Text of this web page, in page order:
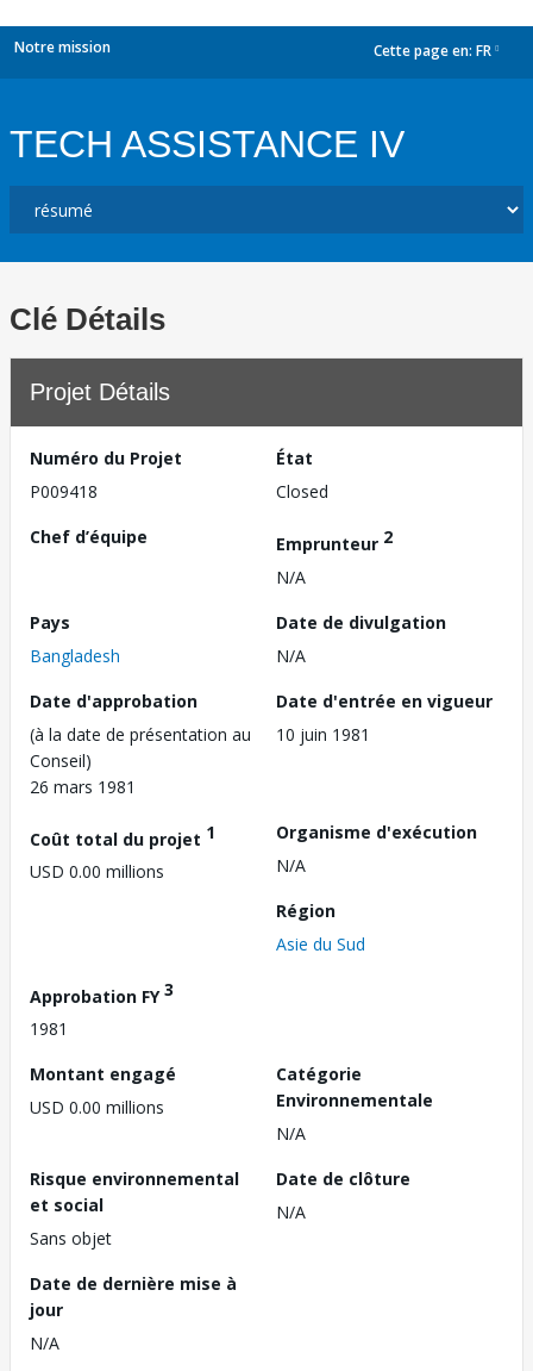
Notre mission Cette page en: FR
TECH ASSISTANCE IV
Clé Détails
Projet Détails
Numéro du Projet
P009418
État
Closed
Chef d’équipe
Emprunteur 2
N/A
Pays
Bangladesh
Date de divulgation
N/A
Date d'approbation
(à la date de présentation au
Conseil)
26 mars 1981
Date d'entrée en vigueur
10 juin 1981
Coût total du projet 1
USD 0.00 millions
Organisme d'exécution
N/A
Région
Asie du Sud
Approbation FY3
1981
Montant engagé
USD 0.00 millions
Catégorie
Environnementale
N/A
Risque environnemental
et social
Sans objet
Date de clôture
N/A
Date de dernière mise à
jour
N/A